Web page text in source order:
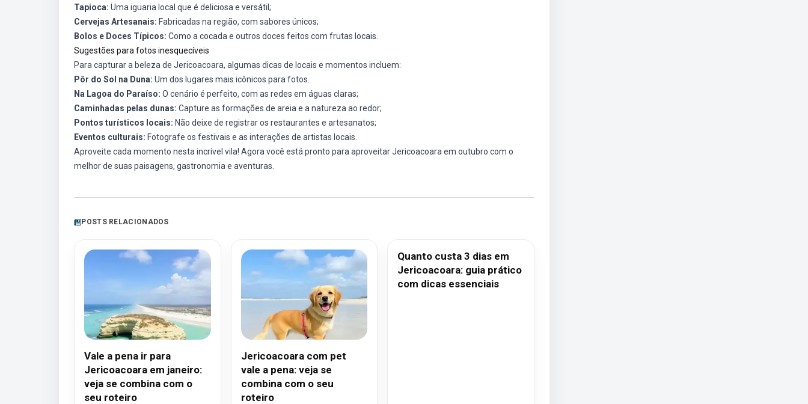
Tapioca: Uma iguaria local que é deliciosa e versátil;
Cervejas Artesanais: Fabricadas na região, com sabores únicos;
Bolos e Doces Típicos: Como a cocada e outros doces feitos com frutas locais.
Sugestões para fotos inesquecíveis
Para capturar a beleza de Jericoacoara, algumas dicas de locais e momentos incluem:
Pôr do Sol na Duna: Um dos lugares mais icônicos para fotos.
Na Lagoa do Paraíso: O cenário é perfeito, com as redes em águas claras;
Caminhadas pelas dunas: Capture as formações de areia e a natureza ao redor;
Pontos turísticos locais: Não deixe de registrar os restaurantes e artesanatos;
Eventos culturais: Fotografe os festivais e as interações de artistas locais.
Aproveite cada momento nesta incrível vila! Agora você está pronto para aproveitar Jericoacoara em outubro com o
melhor de suas paisagens, gastronomia e aventuras.
POSTS RELACIONADOS
Vale a pena ir para
Jericoacoara em janeiro:
veja se combina com o
seu roteiro
Jericoacoara com pet
vale a pena: veja se
combina com o seu
roteiro
Quanto custa 3 dias em
Jericoacoara: guia prático
com dicas essenciais